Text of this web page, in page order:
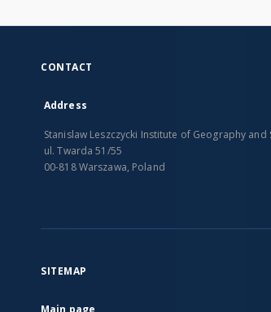
CONTACT
Address
Stanislaw Leszczycki Institute of Geography
ul. Twarda 51/55
00-818 Warszawa, Poland
SITEMAP
Main page